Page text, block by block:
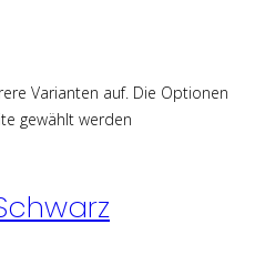
Varianten auf. Die Optionen
gewählt werden